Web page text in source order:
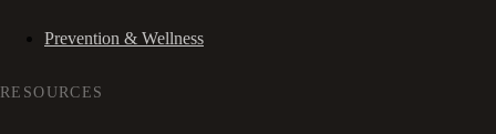
Prevention & Wellness
RESOURCES